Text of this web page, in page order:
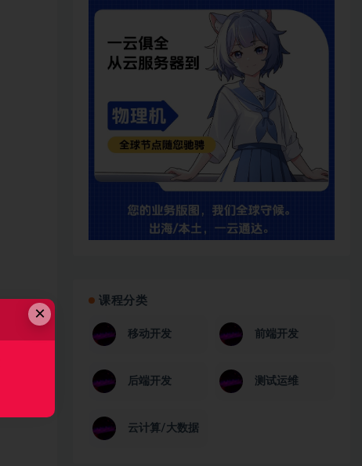
课程分类
移动开发 前端开发
后端开发 测试运维
云计算/大数据
×